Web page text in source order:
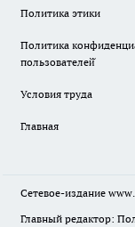
Политика этики
Политика
пользователей̆
Условия труда
Главная
Сетевое-издание
Главный редактор: